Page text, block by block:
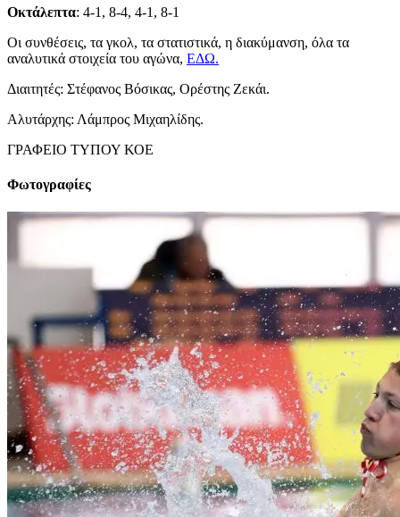
Οκτάλεπτα: 4-1, 8-4, 4-1, 8-1
Οι συνθέσεις, τα γκολ, τα στατιστικά, η διακύμανση, όλα τα
αναλυτικά στοιχεία του αγώνα, ΕΔΩ.
Διαιτητές: Στέφανος Βόσικας, Ορέστης Ζεκάι.
Αλυτάρχης: Λάμπρος Μιχαηλίδης.
ΓΡΑΦΕΙΟ ΤΥΠΟΥ ΚΟΕ
Φωτογραφίες